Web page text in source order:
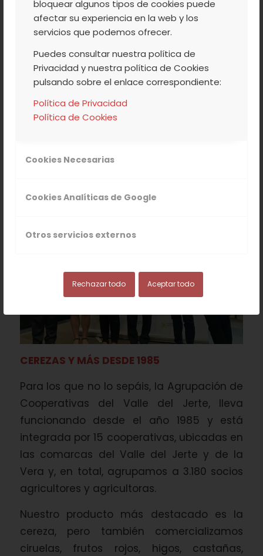
bloquear algunos tipos de cookies puede
afectar su experiencia en la web y los
servicios que podemos ofrecer.
Puedes consultar nuestra política de
Privacidad y nuestra política de Cookies
pulsando sobre el enlace correspondiente:
Política de Privacidad
Política de Cookies
Cookies Necesarias
Cookies Analíticas de Google
Otros servicios externos
Rechazar todo Aceptar todo
de Oportunidades, siendo la primera
cooperativa agroalimentaria de
Extremadura en tener implementado un
Plan de este tipo en la empresa. Como
podéis ver, nos tomamos muy en serio
todo esto de la Igualdad De
oportunidades, y por eso nos han dado
este Premio tan reconocido, de
España 2022.
CEREZAS Y MÁS DESDE 1985
Para los que no lo sepáis, la Agrupación de
Cooperativas del Valle del Jerte, lleva
funcionando desde el año 1985 y está
integrada por 15 cooperativas, ubicadas en
las comarcas del Valle del Jerte y de la
Vera y, en total, agrupamos a 3.180 socios
agricultores y agricultoras.
Nuestro producto más destacado es la
cereza, pero también comercializamos
ciruelas, frutos rojos, higos, castañas,